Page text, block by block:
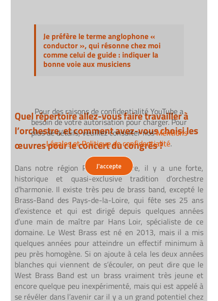
Je préfère le terme anglophone «
conductor », qui résonne chez moi
comme celui de guide : indiquer la
bonne voie aux musiciens
Quel répertoire allez-vous faire travailler à
l’orchestre, et comment avez-vous choisi les
œuvres pour le concert du congrès ?
Dans notre région Pays-de-la-Loire, il y a une forte,
historique et quasi-exclusive tradition d’orchestre
d’harmonie. Il existe très peu de brass band, excepté le
Brass-Band des Pays-de-la-Loire, qui fête ses 25 ans
d’existence et qui est dirigé depuis quelques années
d’une main de maître par Hans Loir, spécialiste de ce
domaine. Le West Brass est né en 2013, mais il a mis
quelques années pour atteindre un effectif minimum à
peu près homogène. Si on ajoute à cela les deux années
blanches qui viennent de s’écouler, on peut dire que le
West Brass Band est un brass vraiment très jeune et
encore quelque peu inexpérimenté, mais qui est appelé à
se révéler dans l’avenir car il y a un grand potentiel chez
Pour des raisons de confidentialité YouTube a
besoin de votre autorisation pour charger. Pour
plus de détails, veuillez consulter nosMentions
Légales et Politique de confidentialité.
J'accepte
Pour des raisons de confidentialité YouTube a
besoin de votre autorisation pour charger. Pour
plus de détails, veuillez consulter nosMentions
Légales et Politique de confidentialité.
J'accepte